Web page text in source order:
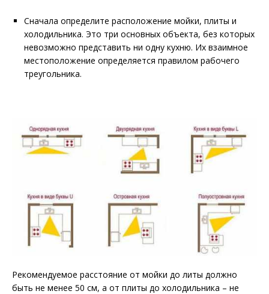
Сначала определите расположение мойки, плиты и
холодильника. Это три основных объекта, без которых
невозможно представить ни одну кухню. Их взаимное
местоположение определяется правилом рабочего
треугольника.
Рекомендуемое расстояние от мойки до литы должно
быть не менее 50 см, а от плиты до холодильника – не